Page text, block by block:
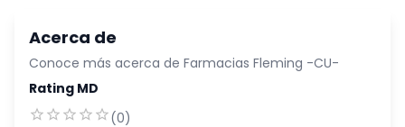
Acerca de
Conoce más acerca de Farmacias Fleming -CU-
Rating MD
(0 )